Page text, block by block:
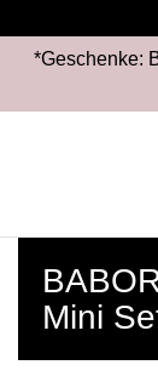
*Geschenke:
Mini